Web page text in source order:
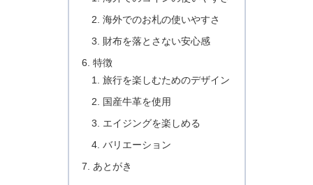
海外でのお札の使いやすさ
財布を落とさない安心感
特徴
旅行を楽しむためのデザイン
国産牛革を使用
エイジングを楽しめる
バリエーション
あとがき